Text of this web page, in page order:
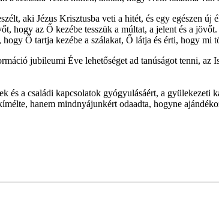
aki Jézus Krisztusba veti a hitét, és egy egészen
hogy az Ő kezébe tesszük a múltat, a jelent és a
Ő tartja kezébe a szálakat, Ő látja és érti, hogy
jubileumi Éve lehetőséget ad tanúságot tenni,
és a családi kapcsolatok gyógyulásáért, a
hanem mindnyájunkért odaadta, hogyne